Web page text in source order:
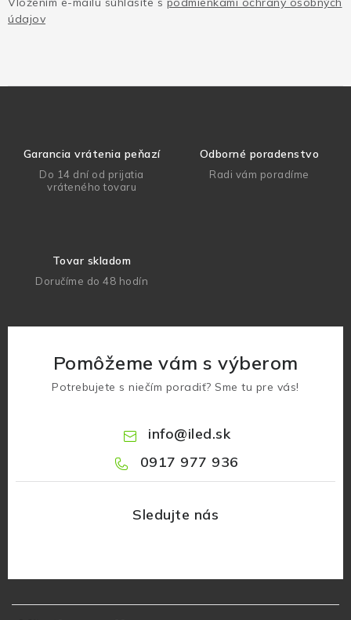
údajov
Garancia vrátenia peňazí
Do 14 dní od prijatia
vráteného tovaru
Odborné poradenstvo
Radi vám poradíme
Tovar skladom
Doručíme do 48 hodín
Pomôžeme vám s výberom
Potrebujete s niečím poradiť? Sme tu pre vás!
info@iled.sk
0917 977 936